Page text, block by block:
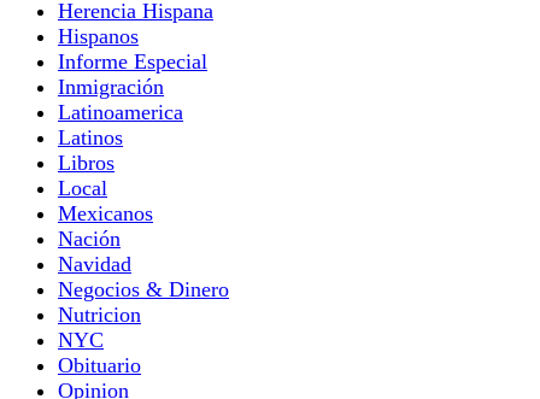
Herencia Hispana
Hispanos
Informe Especial
Inmigración
Latinoamerica
Latinos
Libros
Local
Mexicanos
Nación
Navidad
Negocios & Dinero
Nutricion
NYC
Obituario
Opinion